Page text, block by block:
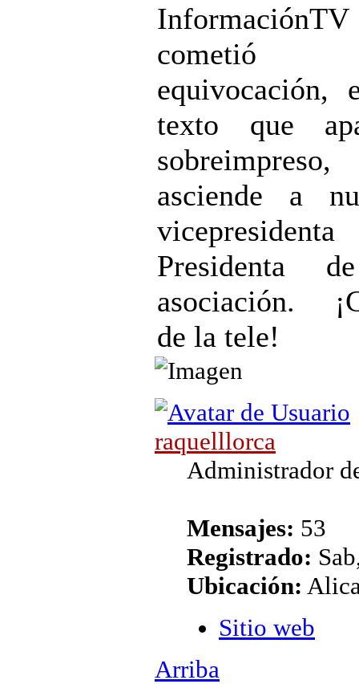
InformaciónTV
cometió
equivocación,
texto que
sobreimpreso,
asciende a
Presidenta
asociación.
de la tele!
raquelllorca
Administrador
Mensajes: 53
Registrado:
Ubicación:
Sitio web
Arriba